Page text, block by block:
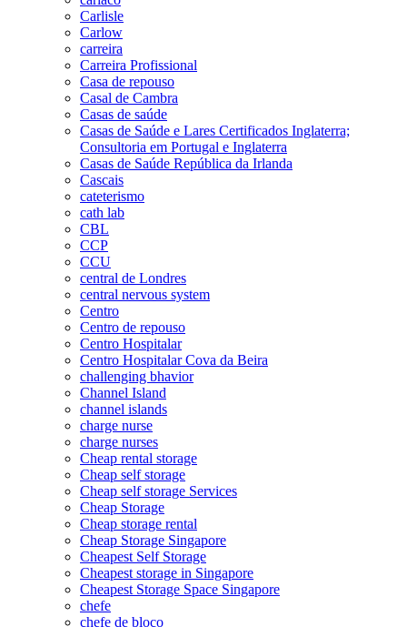
Carlisle
Carlow
carreira
Carreira Profissional
Casa de repouso
Casal de Cambra
Casas de saúde
Casas de Saúde e Lares Certificados Inglaterra;
Consultoria em Portugal e Inglaterra
Casas de Saúde República da Irlanda
Cascais
cateterismo
cath lab
CBL
CCP
CCU
central de Londres
central nervous system
Centro
Centro de repouso
Centro Hospitalar
Centro Hospitalar Cova da Beira
challenging bhavior
Channel Island
channel islands
charge nurse
charge nurses
Cheap rental storage
Cheap self storage
Cheap self storage Services
Cheap Storage
Cheap storage rental
Cheap Storage Singapore
Cheapest Self Storage
Cheapest storage in Singapore
Cheapest Storage Space Singapore
chefe
chefe de bloco